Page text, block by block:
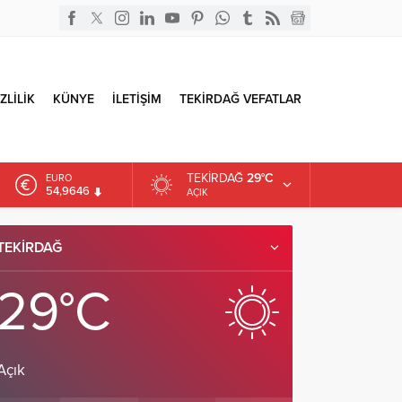
KÜNYE İLETİŞİM TEKİRDAĞ VEFATLAR
EURO
54,9646
ALTIN
DOLAR
TEKIRDAĞ 29°C
AÇIK
29°C